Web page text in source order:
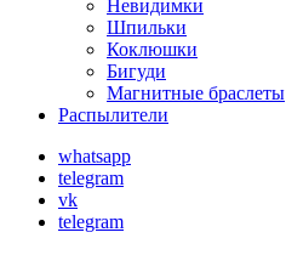
Невидимки
Шпильки
Коклюшки
Бигуди
Магнитные браслеты
Распылители
whatsapp
telegram
vk
telegram